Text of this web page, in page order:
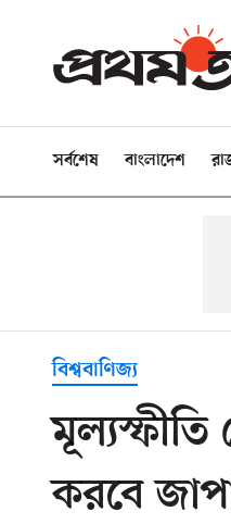
সর্বশেষ বাংলাদেশ
বিশ্ববাণিজ্য
করবে